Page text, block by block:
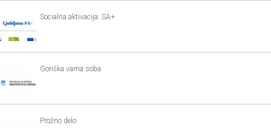
Socialna aktivacija: SA+
Goriška varna soba
Prožno delo